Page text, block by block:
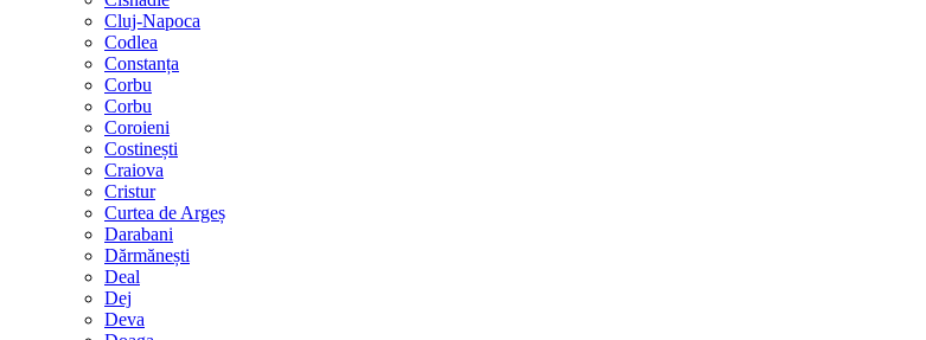
Cluj-Napoca
Codlea
Constanța
Corbu
Corbu
Coroieni
Costinești
Craiova
Cristur
Curtea de Argeș
Darabani
Dărmănești
Deal
Dej
Deva